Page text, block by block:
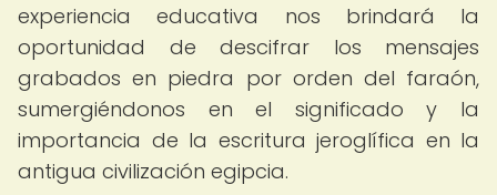
experiencia educativa nos brindará la
oportunidad de descifrar los mensajes
grabados en piedra por orden del faraón,
sumergiéndonos en el significado y la
importancia de la escritura jeroglífica en la
antigua civilización egipcia.